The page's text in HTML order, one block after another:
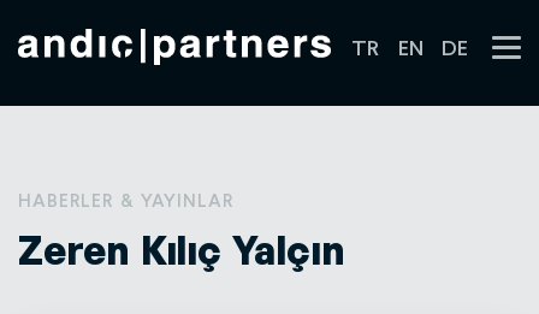
TR EN DE
HABERLER & YAYINLAR
Zeren Kılıç Yalçın